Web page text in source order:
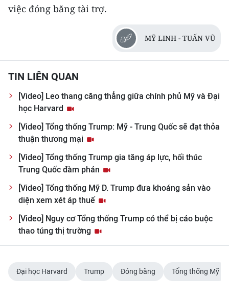
CHƯƠNG TRÌNH OCOP - MỖI XÃ
MEDIA CENTER
E-Magazine
Video
Media Chính trị
Media Kinh tế
Media Văn hóa
Media Xã hội
Media Pháp luật
việc đóng băng tài trợ.
MỸ LINH - TUẤN VŨ
TIN LIÊN QUAN
[Video] Leo thang căng thẳng giữa chính phủ Mỹ và Đại
học Harvard
[Video] Tổng thống Trump: Mỹ - Trung Quốc sẽ đạt thỏa
thuận thương mại
[Video] Tổng thống Trump gia tăng áp lực, hối thúc
Trung Quốc đàm phán
[Video] Tổng thống Mỹ D. Trump đưa khoáng sản vào
diện xem xét áp thuế
[Video] Nguy cơ Tổng thống Trump có thể bị cáo buộc
thao túng thị trường
Đại học Harvard Trump Đóng băng Tổng thống Mỹ